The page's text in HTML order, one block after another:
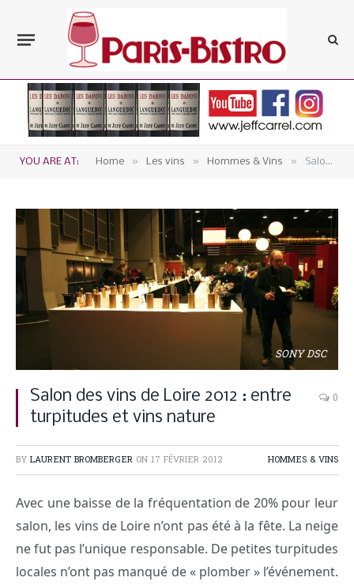
YOU ARE AT: Home » Les vins » Hommes & Vins » Salon des vins de Loire 2012 : entre turpitudes et vins nature
SONY DSC
Salon des vins de Loire 2012 : entre
turpitudes et vins nature
0
BY LAURENT BROMBERGER ON 17 FÉVRIER 2012 HOMMES & VINS
Avec une baisse de la fréquentation de 20% pour leur
salon, les vins de Loire n’ont pas été à la fête. La neige
ne fut pas l’unique responsable. De petites turpitudes
locales n’ont pas manqué de « plomber » l’événement.